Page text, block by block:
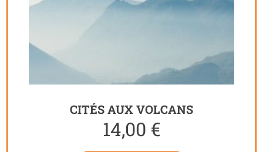
CITÉS AUX VOLCANS
14,00 €